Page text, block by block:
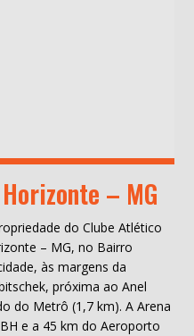
– MG
do Clube Atlético
– MG, no Bairro
às margens da
próxima ao Anel
do Metrô (1,7 km). A Arena
e a 45 km do Aeroporto